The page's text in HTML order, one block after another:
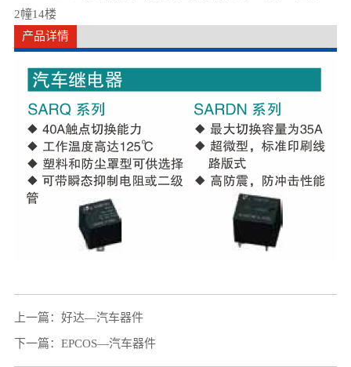
2幢14楼
产品详情
上一篇： 好达—汽车器件
下一篇： EPCOS—汽车器件